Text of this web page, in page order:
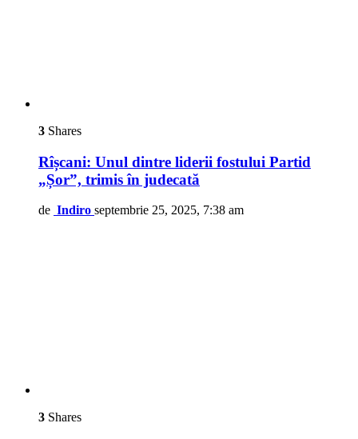
3 Shares
Rîșcani: Unul dintre liderii fostului Partid
„Șor”, trimis în judecată
de Indiro septembrie 25, 2025, 7:38 am
3 Shares